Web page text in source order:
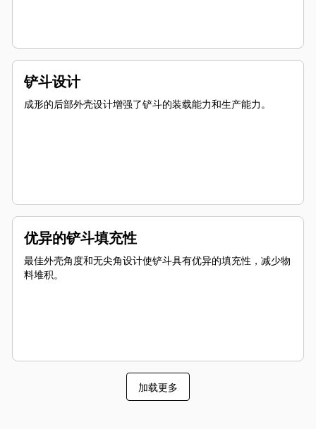
铲斗设计
成形的后部外壳设计增强了铲斗的装载能力和生产能力。
优异的铲斗填充性
最佳外壳角度和无尖角设计使铲斗具有优异的填充性，减少物
料堆积。
加载更多